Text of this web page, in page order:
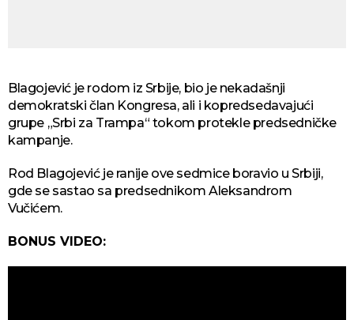
Blagojević je rodom iz Srbije, bio je nekadašnji
demokratski član Kongresa, ali i kopredsedavajući
grupe „Srbi za Trampa“ tokom protekle predsedničke
kampanje.
Rod Blagojević je ranije ove sedmice boravio u Srbiji,
gde se sastao sa predsednikom Aleksandrom
Vučićem.
BONUS VIDEO: